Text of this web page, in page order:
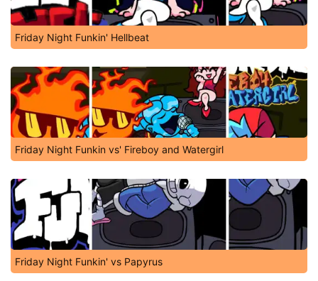
Friday Night Funkin' Hellbeat
Friday Night Funkin vs' Fireboy and Watergirl
Friday Night Funkin' vs Papyrus